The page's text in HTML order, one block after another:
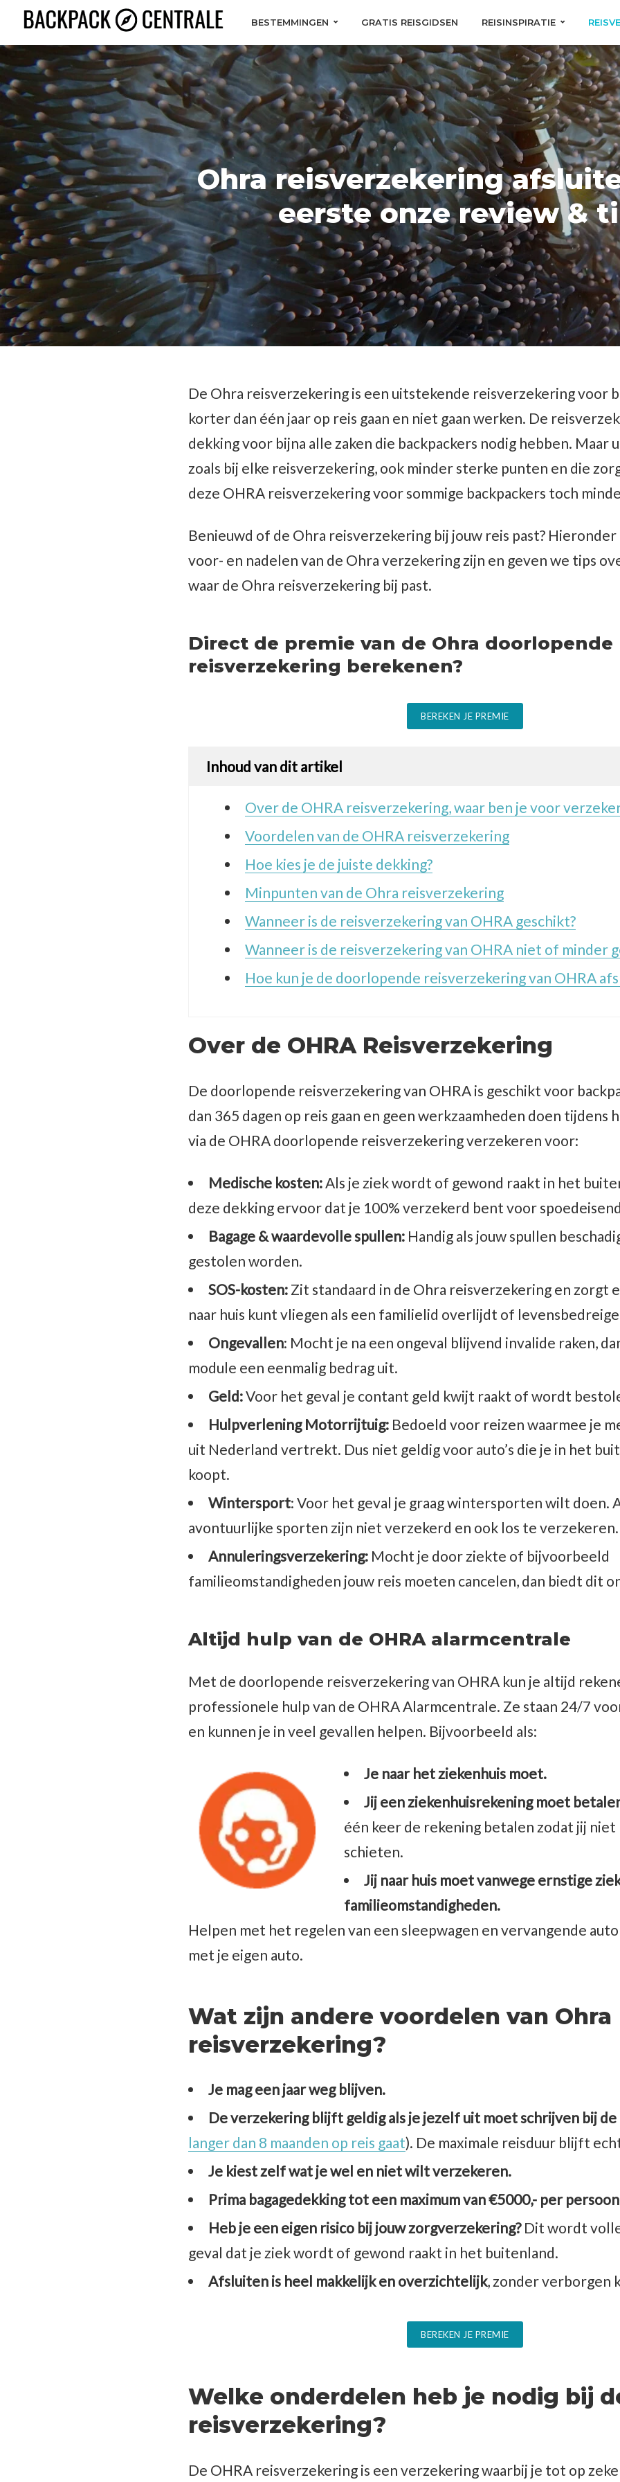
BESTEMMINGEN GRATIS REISGIDSEN REISINSPIRATIE
Ohra reisverzekering
eerste onze review &
De Ohra reisverzekering is een uitstekende reisverzekering voor
korter dan één jaar op reis gaan en niet gaan werken. De
dekking voor bijna alle zaken die backpackers nodig hebben. Maar
zoals bij elke reisverzekering, ook minder sterke punten en die
deze OHRA reisverzekering voor sommige backpackers toch
Benieuwd of de Ohra reisverzekering bij jouw reis past? Hieronder
voor- en nadelen van de Ohra verzekering zijn en geven we tips
waar de Ohra reisverzekering bij past.
Direct de premie van de Ohra doorlopende
reisverzekering berekenen?
BEREKEN JE PREMIE
Inhoud van dit artikel
Over de OHRA reisverzekering, waar ben je voor
Voordelen van de OHRA reisverzekering
Hoe kies je de juiste dekking?
Minpunten van de Ohra reisverzekering
Wanneer is de reisverzekering van OHRA geschikt?
Wanneer is de reisverzekering van OHRA niet of minder
Hoe kun je de doorlopende reisverzekering van OHRA
Over de OHRA Reisverzekering
De doorlopende reisverzekering van OHRA is geschikt voor
dan 365 dagen op reis gaan en geen werkzaamheden doen tijdens
via de OHRA doorlopende reisverzekering verzekeren voor:
Medische kosten: Als je ziek wordt of gewond raakt in het
deze dekking ervoor dat je 100% verzekerd bent voor
Bagage & waardevolle spullen: Handig als jouw spullen
gestolen worden.
SOS-kosten: Zit standaard in de Ohra reisverzekering en zorgt
naar huis kunt vliegen als een familielid overlijdt of
Ongevallen: Mocht je na een ongeval blijvend invalide raken,
module een eenmalig bedrag uit.
Geld:Voor het geval je contant geld kwijt raakt of wordt
Hulpverlening Motorrijtuig: Bedoeld voor reizen waarmee je
uit Nederland vertrekt. Dus niet geldig voor auto’s die je in het
koopt.
Wintersport: Voor het geval je graag wintersporten wilt doen.
avontuurlijke sporten zijn niet verzekerd en ook los te verzekeren.
Annuleringsverzekering: Mocht je door ziekte of bijvoorbeeld
familieomstandigheden jouw reis moeten cancelen, dan biedt dit
Altijd hulp van de OHRA alarmcentrale
Met de doorlopende reisverzekering van OHRA kun je altijd
professionele hulp van de OHRA Alarmcentrale. Ze staan 24/7
en kunnen je in veel gevallen helpen. Bijvoorbeeld als:
Je naar het ziekenhuis moet.
Jij een ziekenhuisrekening moet
één keer de rekening betalen zodat jij
schieten.
Jij naar huis moet vanwege ernstige
familieomstandigheden.
Helpen met het regelen van een sleepwagen en vervangende
met je eigen auto.
Wat zijn andere voordelen van Ohra
reisverzekering?
Je mag een jaar weg blijven.
De verzekering blijft geldig als je jezelf uit moet schrijven bij
langer dan 8 maanden op reis gaat). De maximale reisduur blijft
Je kiest zelf wat je wel en niet wilt verzekeren.
Prima bagagedekking tot een maximum van €5000,- per
Heb je een eigen risico bij jouw zorgverzekering?Dit wordt
geval dat je ziek wordt of gewond raakt in het buitenland.
Afsluiten is heel makkelijk en overzichtelijk, zonder verborgen
BEREKEN JE PREMIE
Welke onderdelen heb je nodig bij
reisverzekering?
De OHRA reisverzekering is een verzekering waarbij je tot op